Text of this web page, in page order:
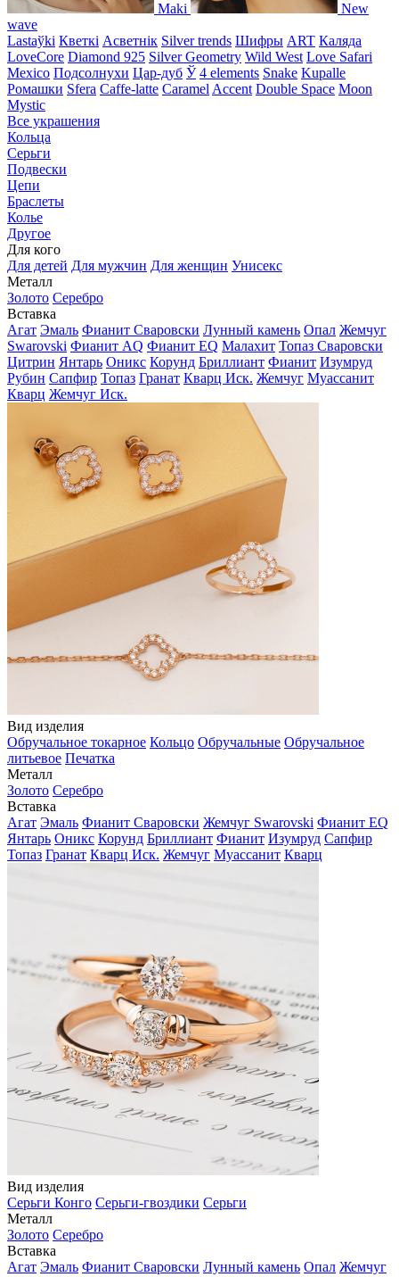
Maki
New
wave
Lastaўki Кветкі Асветнiк Silver trends Шифры ART Каляда
LoveCore Diamond 925 Silver Geometry Wild West Love Safari
Mexico Подсолнухи Цар-дуб Ў 4 elements Snake Kupalle
Ромашки Sfera Caffe-latte Caramel Accent Double Space Moon
Mystic
Все украшения
Кольца
Серьги
Подвески
Цепи
Браслеты
Колье
Другое
Для кого
Для детей Для мужчин Для женщин Унисекс
Металл
Золото Серебро
Вставка
Агат Эмаль Фианит Сваровски Лунный камень Опал Жемчуг
Swarovski Фианит AQ Фианит EQ Малахит Топаз Сваровски
Цитрин Янтарь Оникс Корунд Бриллиант Фианит Изумруд
Рубин Сапфир Топаз Гранат Кварц Иск. Жемчуг Муассанит
Кварц Жемчуг Иск.
Вид изделия
Обручальное токарное Кольцо Обручальные Обручальное
литьевое Печатка
Металл
Золото Серебро
Вставка
Агат Эмаль Фианит Сваровски Жемчуг Swarovski Фианит EQ
Янтарь Оникс Корунд Бриллиант Фианит Изумруд Сапфир
Топаз Гранат Кварц Иск. Жемчуг Муассанит Кварц
Вид изделия
Серьги Конго Серьги-гвоздики Серьги
Металл
Золото Серебро
Вставка
Агат Эмаль Фианит Сваровски Лунный камень Опал Жемчуг